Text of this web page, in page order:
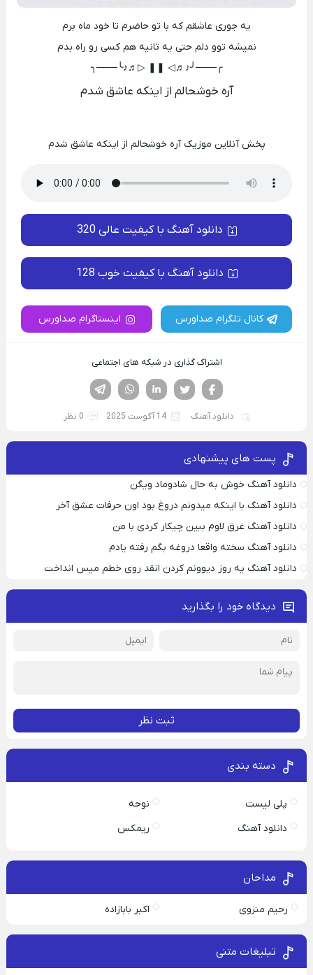
یه جوری عاشقم که با تو حاضرم تا خود ماه برم
نمیشه توو دلم حتی یه ثانیه هم کسی رو راه بدم
╭───╯♪♬◁ ❚❚ ▷♬♪╰───╮
آره خوشحالم از اینکه عاشق شدم
پخش آنلاین موزیک آره خوشحالم از اینکه عاشق شدم
دانلود آهنگ با کیفیت عالی 320
دانلود آهنگ با کیفیت خوب 128
کانال تلگرام صداورس اینستاگرام صداورس
اشتراک گذاری در شبکه های اجتماعی
لینکدین تویتر
فیسوک
دانلود آهنگ 14 آگوست 2025 0 نظر
پست های پیشنهادی
دانلود آهنگ خوش به حال شادوماد ویگن
دانلود آهنگ با اینکه میدونم دروغ بود اون حرفات عشق آخر
دانلود آهنگ غرق لاوم ببین چیکار کردی با من
دانلود آهنگ سخته واقعا دروغه بگم رفته یادم
دانلود آهنگ یه روز دیوونم کردن انقد روی خطم میس انداخت
دیدگاه خود را بگذارید
ثبت نظر
دسته بندی
پلی لیست
نوحه
دانلود آهنگ
ریمکس
مداحان
رحیم منزوی اکبر بابازاده
تبلیغات متنی